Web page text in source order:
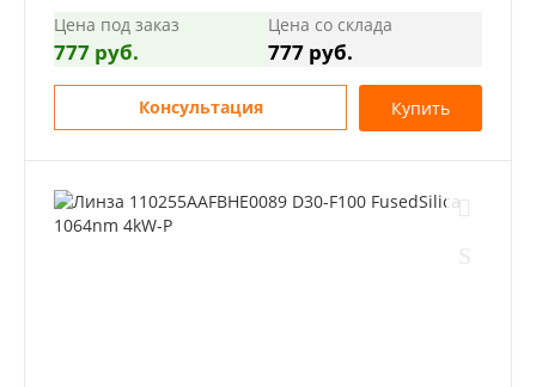
Цена под заказ
777 руб.
Цена со склада
777 руб.
Консультация Купить